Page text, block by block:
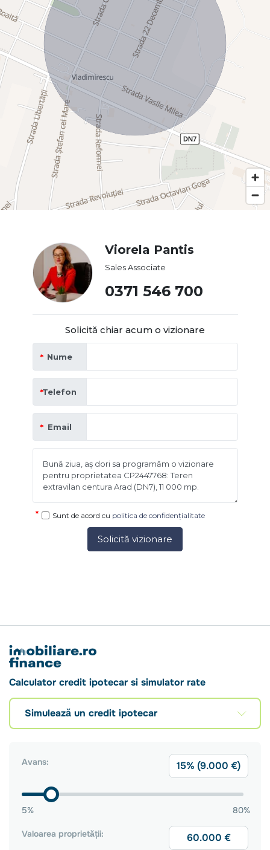
Viorela Pantis
Sales Associate
0371 546 700
Solicită chiar acum o vizionare
Nume
Telefon
Email
Sunt de acord cu politica de confidențialitate
Solicită vizionare